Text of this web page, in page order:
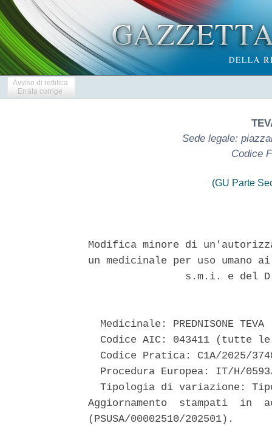
Avviso di rettifica
Errata corrige
Sede legale:
Codice
(GU Parte
Modifica minore di
un medicinale per uso umano
s.m.i. e del
  Medicinale: PREDNISONE TEVA
Codice AIC: 043411 (tutte
Codice Pratica: C1A/2025/
Procedura Europea: IT/H/
Tipologia di variazione:
Aggiornamento  stampati  in
(PSUSA/00002510/202501).